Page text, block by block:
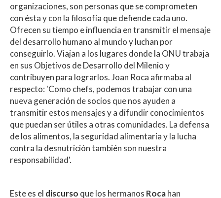
organizaciones, son personas que se comprometen
con ésta y con la filosofía que defiende cada uno.
Ofrecen su tiempo e influencia en transmitir el mensaje
del desarrollo humano al mundo y luchan por
conseguirlo. Viajan a los lugares donde la ONU trabaja
en sus Objetivos de Desarrollo del Milenio y
contribuyen para lograrlos. Joan Roca afirmaba al
respecto: 'Como chefs, podemos trabajar con una
nueva generación de socios que nos ayuden a
transmitir estos mensajes y a difundir conocimientos
que puedan ser útiles a otras comunidades. La defensa
de los alimentos, la seguridad alimentaria y la lucha
contra la desnutrición también son nuestra
responsabilidad'.
Este es el discurso que los hermanos Rocahan